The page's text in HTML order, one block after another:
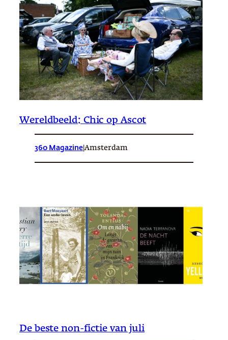
Wereldbeeld: Chic op Ascot
360 Magazine Amsterdam
De beste non-fictie van juli